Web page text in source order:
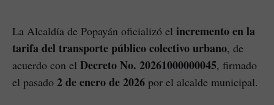
La Alcaldía de Popayán oficializó el incremento en la
tarifa del transporte público colectivo urbano, de
acuerdo con el Decreto No. 20261000000045, firmado
el pasado 2 de enero de 2026 por el alcalde municipal.